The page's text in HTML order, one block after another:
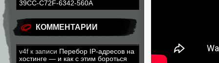
39CC-C72F-6342-560A
КОММЕНТАРИИ
v4f к записи Перебор IP-адресов на
хостинге — и как с этим бороться